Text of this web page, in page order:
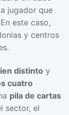
jugador que
este caso,
y centros
distinto y
cuatro
pila de cartas
sector, el